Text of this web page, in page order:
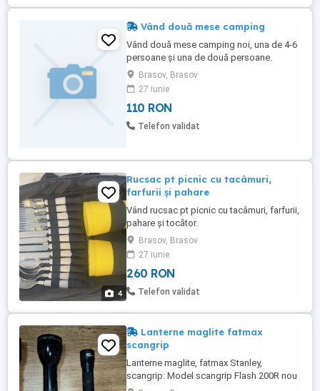
Vând două mese camping
Vând două mese camping noi, una de 4-6
persoane și una de două persoane.
Brasov, Brasov
27 iunie
110 RON
Telefon validat
4
Rucsac pt picnic cu tacâmuri,
farfurii și pahare
Vând rucsac pt picnic cu tacâmuri, farfurii,
pahare și tocător.
Brasov, Brasov
27 iunie
260 RON
Telefon validat
Lanterne maglite fatmax
scangrip
Lanterne maglite, fatmax Stanley,
scangrip: Model scangrip Flash 200R nou
nu mai are ambalaj de carton 280 lei